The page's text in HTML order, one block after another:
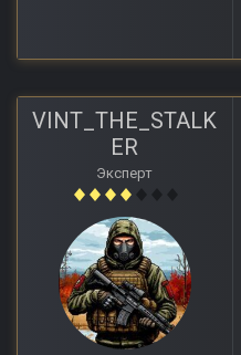
VINT_THE_STALK
ER
Эксперт